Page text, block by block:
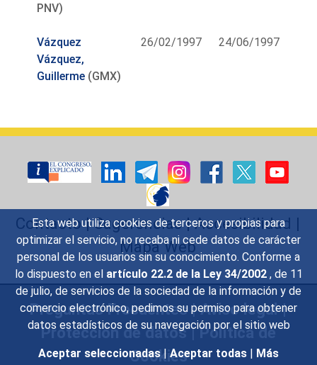
Esta web utiliza cookies de terceros y propias para
optimizar el servicio, no recaba ni cede datos de carácter
personal de los usuarios sin su conocimiento. Conforme a
lo dispuesto en el artículo 22.2 de la Ley 34/2002 , de 11
de julio, de servicios de la sociedad de la información y de
comercio electrónico, pedimos su permiso para obtener
datos estadísticos de su navegación por el sitio web
Aceptar seleccionadas | Aceptar todas | Más
PNV)
Vázquez
Vázquez,
Guillerme (GMX)
26/02/1997 24/06/1997
Contacto|Sugerencias|Accesibilidad |
Mapa Web
Preguntas Frecuentes|Aviso legal|
Protección de datos|Política de
Cookies